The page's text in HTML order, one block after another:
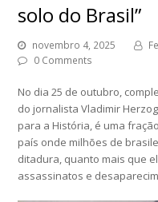
solo do Brasil”
novembro 4, 2025
0 Comments
No dia 25 de outubro,
do jornalista Vladimir
para a História, é uma
país onde milhões de
ditadura, quanto mais que
assassinatos e